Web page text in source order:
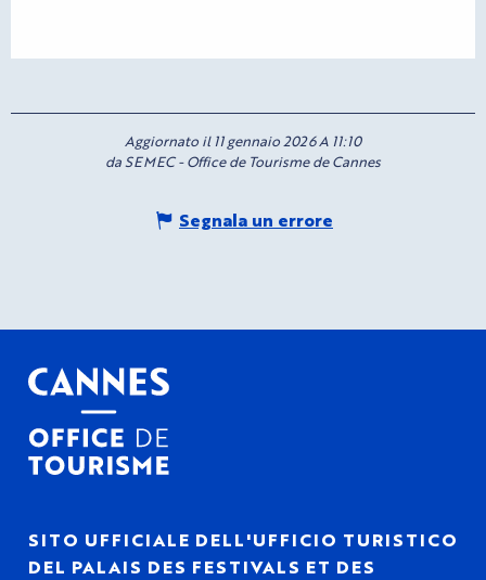
Aggiornato il 11 gennaio 2026 A 11:10
da SEMEC - Office de Tourisme de Cannes
Segnala un errore
SITO UFFICIALE DELL'UFFICIO TURISTICO
DEL PALAIS DES FESTIVALS ET DES